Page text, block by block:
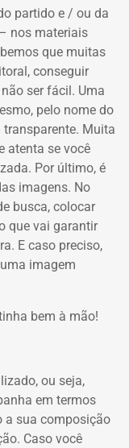
partido e / ou da
nos materiais
que muitas
conseguir
ser fácil. Uma
pelo nome do
Muita
atenta se você
Por último, é
imagens. No
busca, colocar
que vai garantir
E caso preciso,
imagem
bem à mão!
ou seja,
em termos
a sua composição
Caso você